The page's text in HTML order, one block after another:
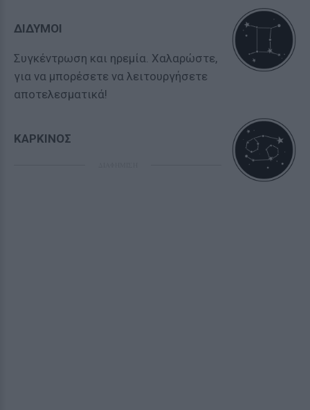
ΔΙΔΥΜΟΙ
Συγκέντρωση και ηρεμία. Χαλαρώστε,
για να μπορέσετε να λειτουργήσετε
αποτελεσματικά!
ΚΑΡΚΙΝΟΣ